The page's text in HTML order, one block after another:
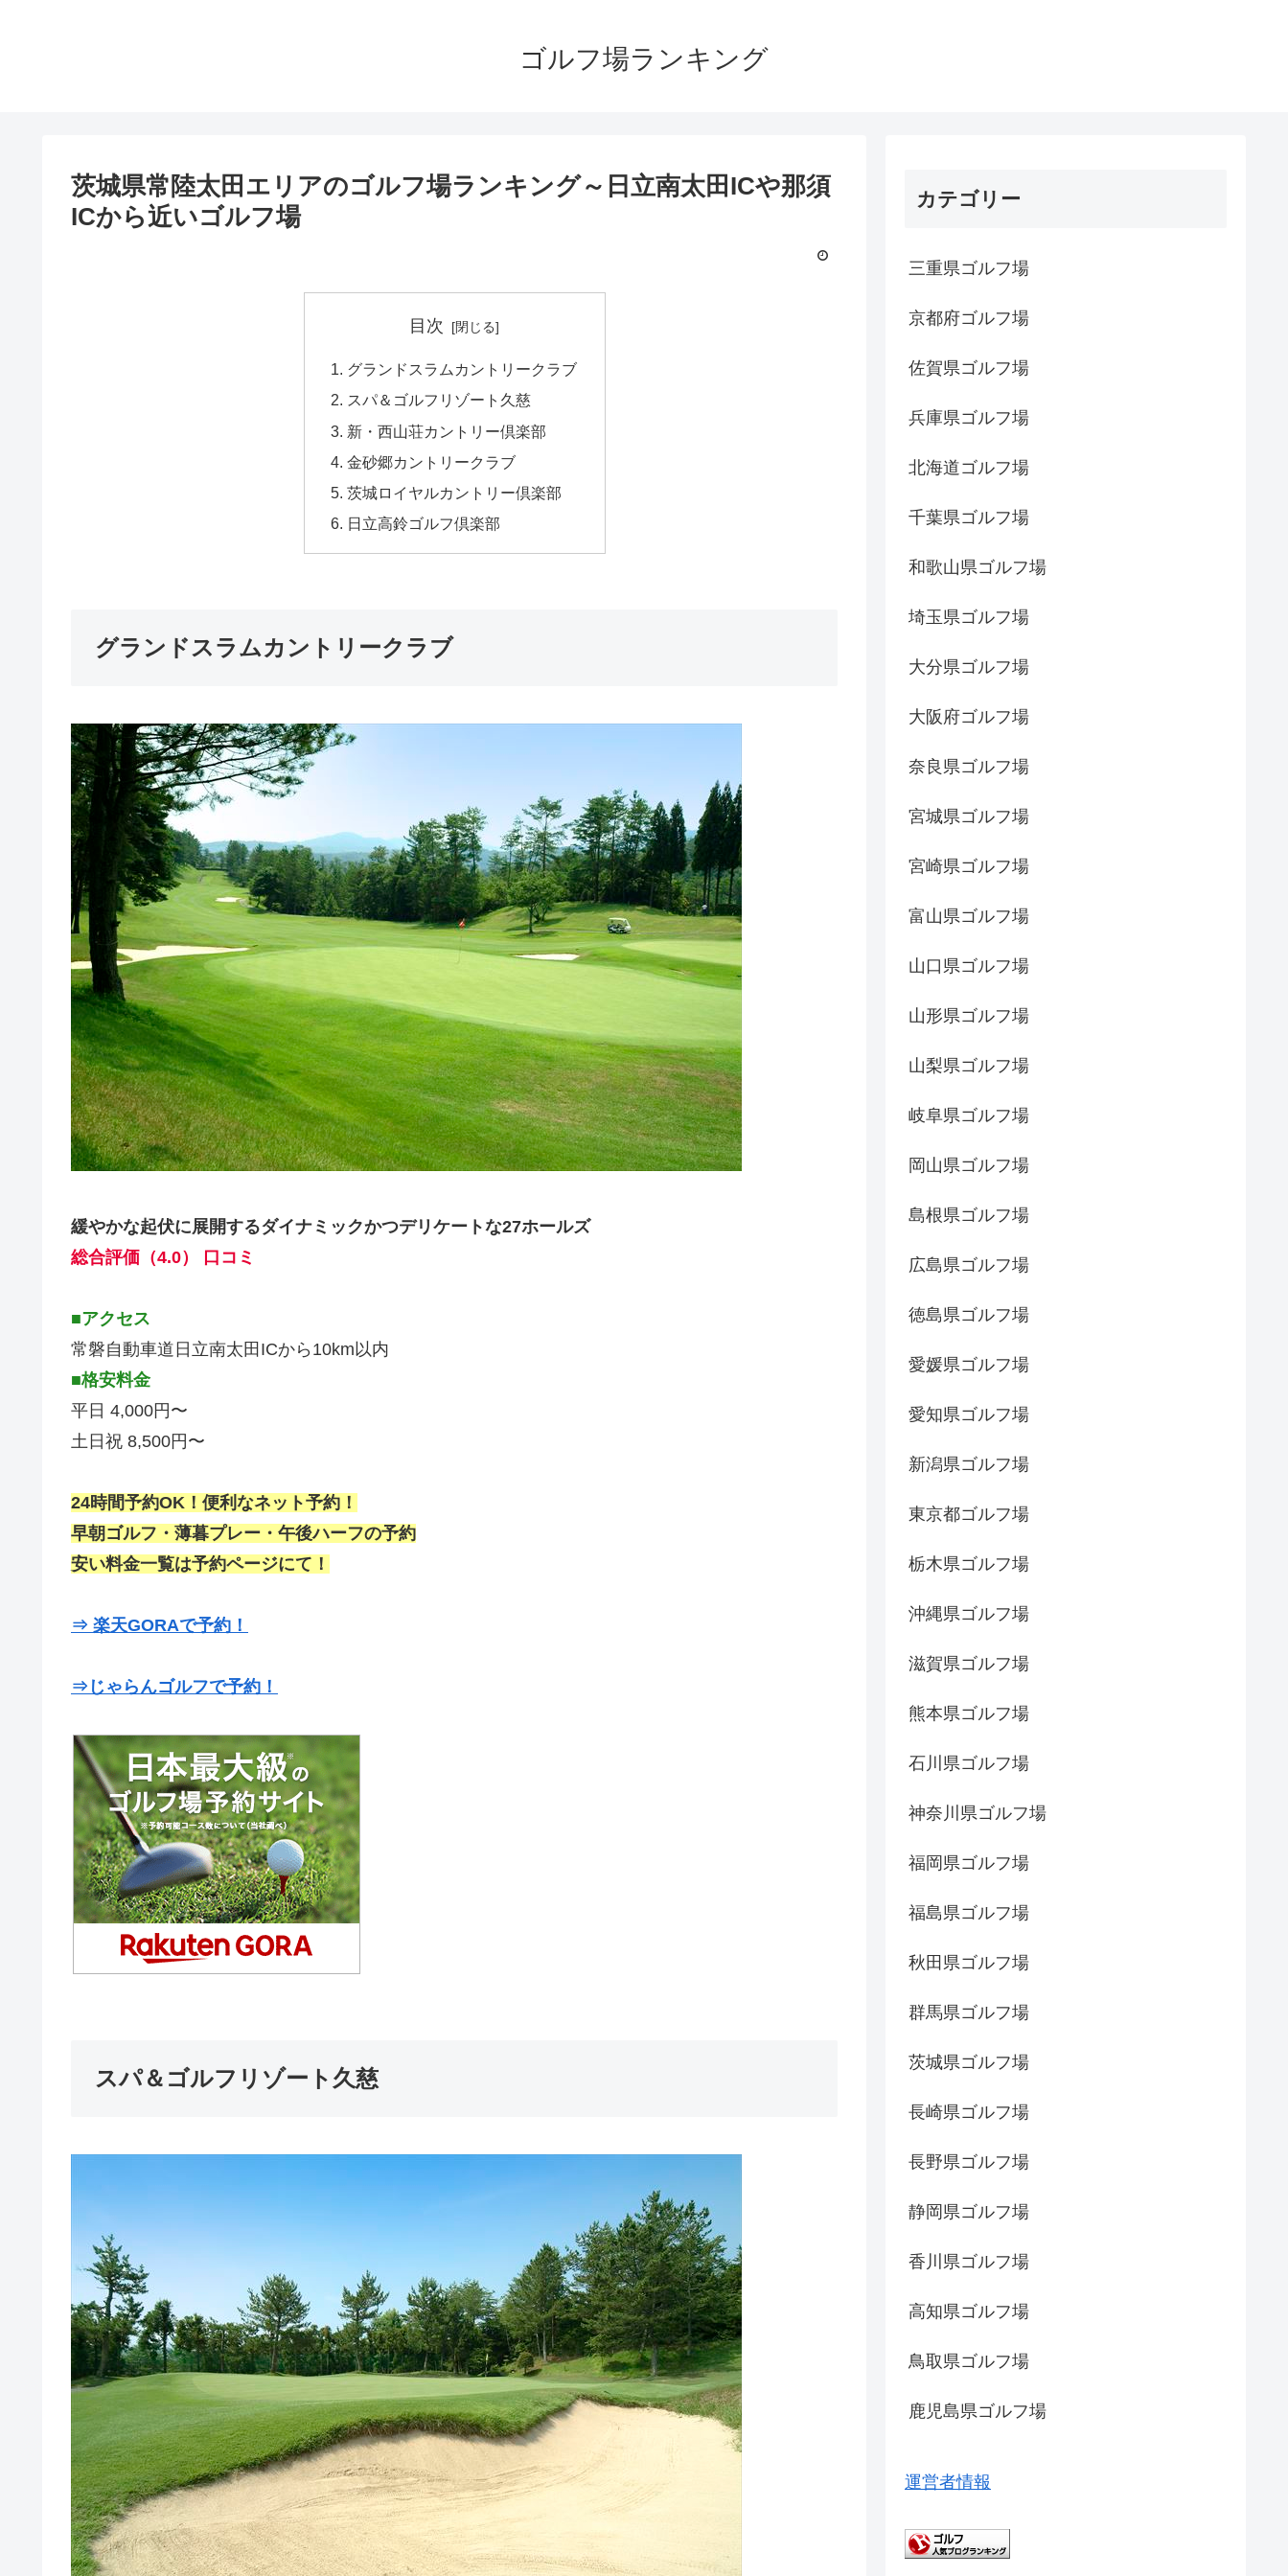
ゴルフ場ランキング
茨城県常陸太田エリアのゴルフ場ランキング～日立南太田ICや那須
ICから近いゴルフ場
目次
グランドスラムカントリークラブ
スパ＆ゴルフリゾート久慈
新・西山荘カントリー倶楽部
金砂郷カントリークラブ
茨城ロイヤルカントリー倶楽部
日立高鈴ゴルフ倶楽部
グランドスラムカントリークラブ
緩やかな起伏に展開するダイナミックかつデリケートな27ホールズ
総合評価（4.0） 口コミ
■アクセス
常磐自動車道日立南太田ICから10km以内
■格安料金
平日 4,000円〜
土日祝 8,500円〜
24時間予約OK！便利なネット予約！
早朝ゴルフ・薄暮プレー・午後ハーフの予約
安い料金一覧は予約ページにて！
⇒ 楽天GORAで予約！
⇒じゃらんゴルフで予約！
スパ＆ゴルフリゾート久慈
カテゴリー
三重県ゴルフ場
京都府ゴルフ場
佐賀県ゴルフ場
兵庫県ゴルフ場
北海道ゴルフ場
千葉県ゴルフ場
和歌山県ゴルフ場
埼玉県ゴルフ場
大分県ゴルフ場
大阪府ゴルフ場
奈良県ゴルフ場
宮城県ゴルフ場
宮崎県ゴルフ場
富山県ゴルフ場
山口県ゴルフ場
山形県ゴルフ場
山梨県ゴルフ場
岐阜県ゴルフ場
岡山県ゴルフ場
島根県ゴルフ場
広島県ゴルフ場
徳島県ゴルフ場
愛媛県ゴルフ場
愛知県ゴルフ場
新潟県ゴルフ場
東京都ゴルフ場
栃木県ゴルフ場
沖縄県ゴルフ場
滋賀県ゴルフ場
熊本県ゴルフ場
石川県ゴルフ場
神奈川県ゴルフ場
福岡県ゴルフ場
福島県ゴルフ場
秋田県ゴルフ場
群馬県ゴルフ場
茨城県ゴルフ場
長崎県ゴルフ場
長野県ゴルフ場
静岡県ゴルフ場
香川県ゴルフ場
高知県ゴルフ場
鳥取県ゴルフ場
鹿児島県ゴルフ場
運営者情報